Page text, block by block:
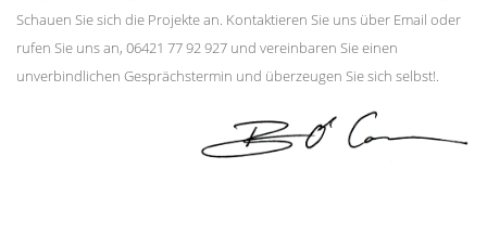
Schauen Sie sich die Projekte an. Kontaktieren Sie uns über Email oder
rufen Sie uns an, 06421 77 92 927 und vereinbaren Sie einen
unverbindlichen Gesprächstermin und überzeugen Sie sich selbst!.